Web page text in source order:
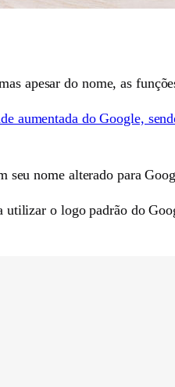
apesar do nome, as
aumentada do Google,
nome alterado para
o logo padrão do